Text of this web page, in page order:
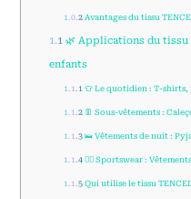
1.0.2 Avantages du tissu
1.1🌿 Applications du tissu
enfants
1.1.1 👕 Le quotidien : T-shirts,
1.1.2 👖 Sous-vêtements :
1.1.3 🛌 Vêtements de nuit :
1.1.4 🏃‍♂️ Sportswear :
1.1.5 Qui utilise le tissu